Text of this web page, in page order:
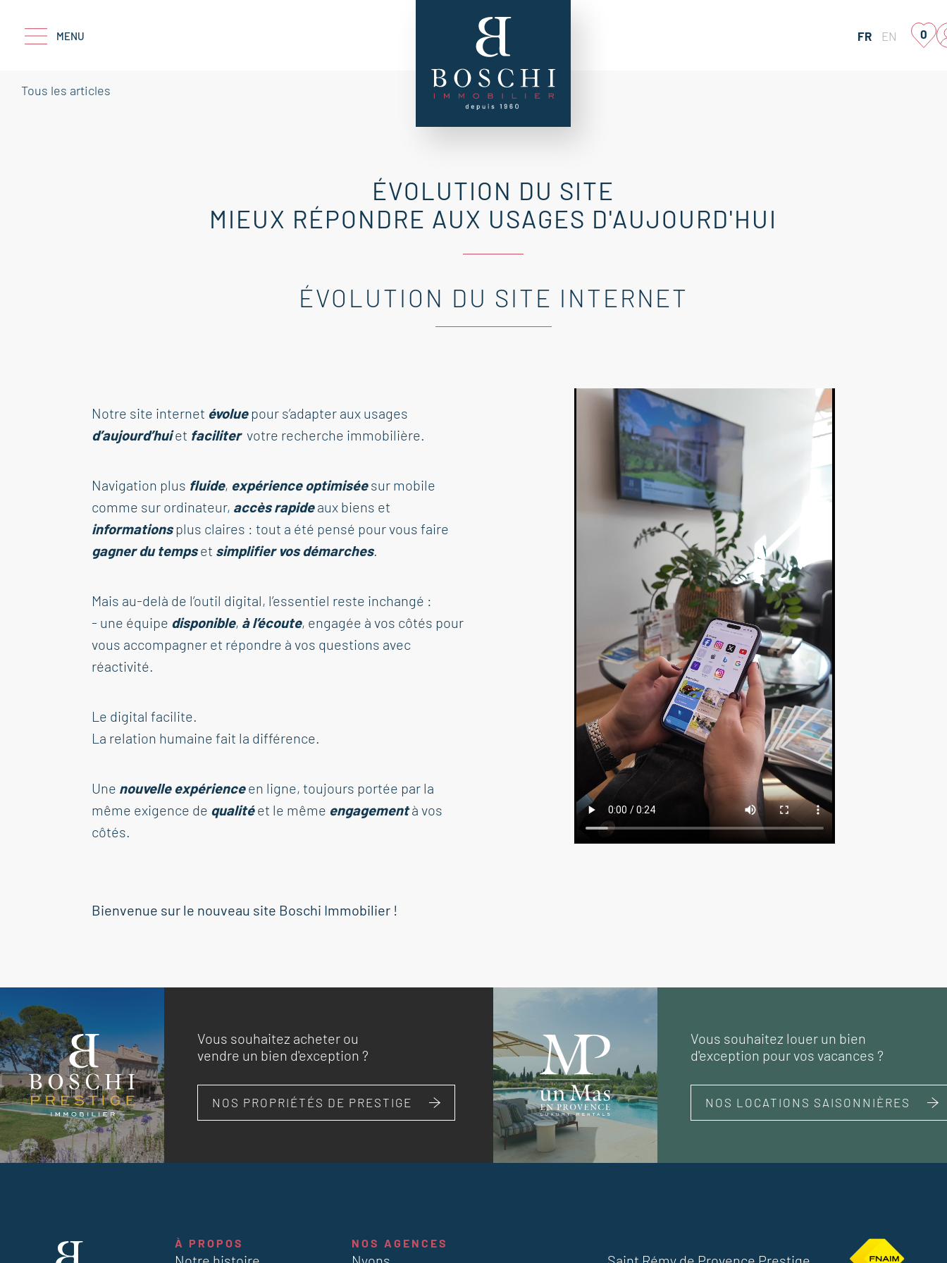
MENU FR EN 0
Tous les articles
ÉVOLUTION DU SITE
MIEUX RÉPONDRE AUX USAGES D'AUJOURD'HUI
ÉVOLUTION DU SITE INTERNET
Notre site internet évoluepour s’adapter aux usages
d’aujourd’huiet facilitervotre recherche immobilière.
Navigation plus fluide, expérience optimiséesur mobile
comme sur ordinateur, accès rapideaux biens et
informationsplus claires : tout a été pensé pour vous faire
gagner du tempset simplifier vos démarches.
Mais au-delà de l’outil digital, l’essentiel reste inchangé :
- une équipe disponible, à l’écoute, engagée à vos côtés pour
vous accompagner et répondre à vos questions avec
réactivité.
Le digital facilite.
La relation humaine fait la différence.
Une nouvelle expérienceen ligne, toujours portée par la
même exigence de qualitéet le même engagementà vos
côtés.
Bienvenue sur le nouveau site Boschi Immobilier !
Vous souhaitez acheter ou
vendre un bien d'exception ?
NOS PROPRIÉTÉS DE PRESTIGE
Vous souhaitez louer un bien
d'exception pour vos vacances ?
NOS LOCATIONS SAISONNIÈRES
À PROPOS NOS AGENCES